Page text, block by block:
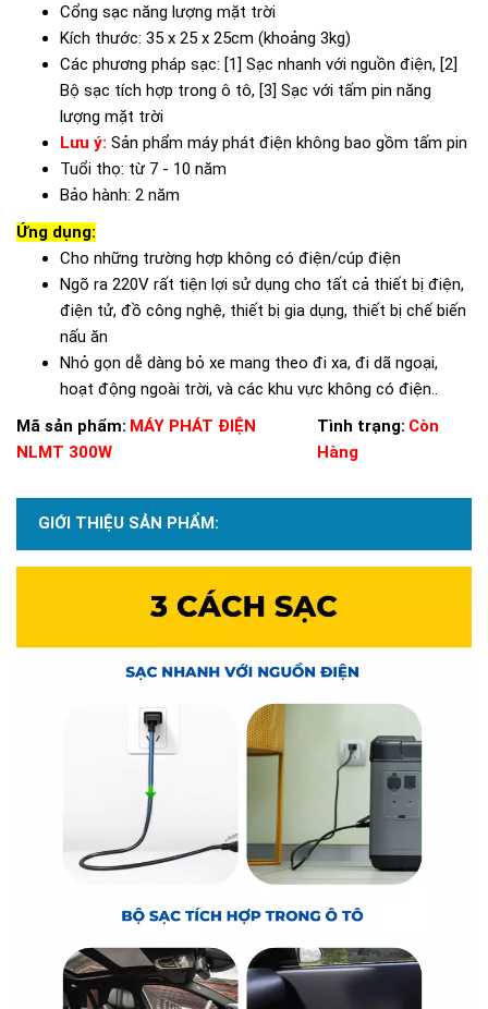
Cổng sạc năng lượng mặt trời
Kích thước: 35 x 25 x 25cm (khoảng 3kg)
Các phương pháp sạc: [1] Sạc nhanh với nguồn điện, [2]
Bộ sạc tích hợp trong ô tô, [3] Sạc với tấm pin năng
lượng mặt trời
Lưu ý: Sản phẩm máy phát điện không bao gồm tấm pin
Tuổi thọ: từ 7 - 10 năm
Bảo hành: 2 năm
Ứng dụng:
Cho những trường hợp không có điện/cúp điện
Ngõ ra 220V rất tiện lợi sử dụng cho tất cả thiết bị điện,
điện tử, đồ công nghệ, thiết bị gia dụng, thiết bị chế biến
nấu ăn
Nhỏ gọn dễ dàng bỏ xe mang theo đi xa, đi dã ngoại,
hoạt động ngoài trời, và các khu vực không có điện..
Mã sản phẩm: MÁY PHÁT ĐIỆN
NLMT 300W
Tình trạng: Còn
Hàng
GIỚI THIỆU SẢN PHẨM: